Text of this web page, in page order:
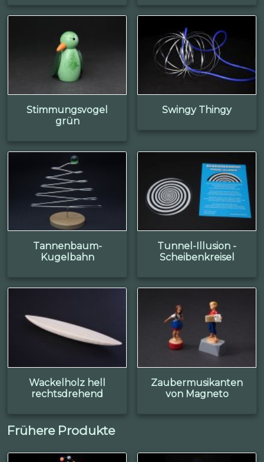
Stimmungsvogel
grün
Swingy Thingy
Tannenbaum-
Kugelbahn
Tunnel-Illusion -
Scheibenkreisel
Wackelholz hell
rechtsdrehend
Zaubermusikanten
von Magneto
Frühere Produkte